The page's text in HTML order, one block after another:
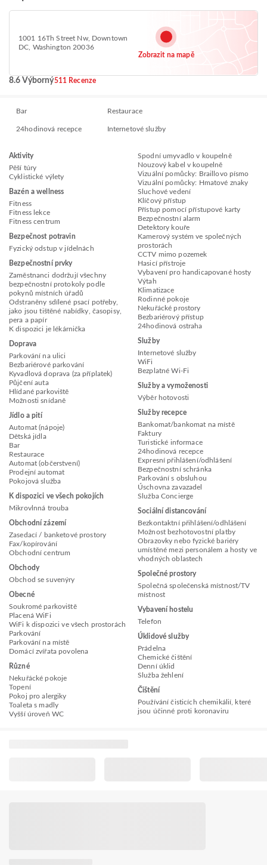
1001 16Th Street Nw, Downtown
DC, Washington 20036
Zobrazit na mapě
8.6 Výborný511 Recenze
Bar Restaurace
24hodinová recepce Internetové služby
Aktivity
Pěší túry
Cyklistické výlety
Bazén a wellness
Fitness
Fitness lekce
Fitness centrum
Bezpečnost potravin
Fyzický odstup v jídelnách
Bezpečnostní prvky
Zaměstnanci dodržují všechny
bezpečnostní protokoly podle
pokynů místních úřadů
Odstraněny sdílené psací potřeby,
jako jsou tištěné nabídky, časopisy,
pera a papír
K dispozici je lékárnička
Doprava
Parkování na ulici
Bezbariérové parkování
Kyvadlová doprava (za příplatek)
Půjčení auta
Hlídané parkoviště
Možnosti snídaně
Jídlo a pití
Automat (nápoje)
Dětská jídla
Bar
Restaurace
Automat (občerstvení)
Prodejní automat
Pokojová služba
K dispozici ve všech pokojích
Mikrovlnná trouba
Obchodní zázemí
Zasedací / banketové prostory
Fax/kopírování
Obchodní centrum
Obchody
Obchod se suvenýry
Obecné
Soukromé parkoviště
Placená WiFi
WiFi k dispozici ve všech prostorách
Parkování
Parkování na místě
Domácí zvířata povolena
Různé
Nekuřácké pokoje
Topení
Pokoj pro alergiky
Toaleta s madly
Vyšší úroveň WC
Spodní umyvadlo v koupelně
Nouzový kabel v koupelně
Vizuální pomůcky: Braillovo písmo
Vizuální pomůcky: Hmatové znaky
Sluchové vedení
Klíčový přístup
Přístup pomocí přístupové karty
Bezpečnostní alarm
Detektory kouře
Kamerový systém ve společných
prostorách
CCTV mimo pozemek
Hasicí přístroje
Vybavení pro handicapované hosty
Výtah
Klimatizace
Rodinné pokoje
Nekuřácké prostory
Bezbariérový přístup
24hodinová ostraha
Služby
Internetové služby
WiFi
Bezplatné Wi-Fi
Služby a vymoženosti
Výběr hotovosti
Služby recepce
Bankomat/bankomat na místě
Faktury
Turistické informace
24hodinová recepce
Expresní přihlášení/odhlášení
Bezpečnostní schránka
Parkování s obsluhou
Úschovna zavazadel
Služba Concierge
Sociální distancování
Bezkontaktní přihlášení/odhlášení
Možnost bezhotovostní platby
Obrazovky nebo fyzické bariéry
umístěné mezi personálem a hosty ve
vhodných oblastech
Společné prostory
Společná společenská místnost/TV
místnost
Vybavení hostelu
Telefon
Úklidové služby
Prádelna
Chemické čištění
Denní úklid
Služba žehlení
Čištění
Používání čisticích chemikálií, které
jsou účinné proti koronaviru